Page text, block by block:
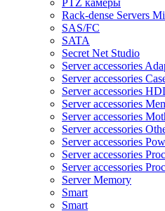
Rack-dense Servers
SAS/FC
SATA
Secret Net Studio
Server accessories
Server accessories
Server accessories
Server accessories
Server accessories
Server accessories
Server accessories
Server accessories
Server accessories
Server Memory
Smart
Smart